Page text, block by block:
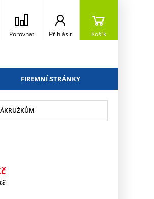
Porovnat Přihlásit Košík
FIREMNÍ STRÁNKY